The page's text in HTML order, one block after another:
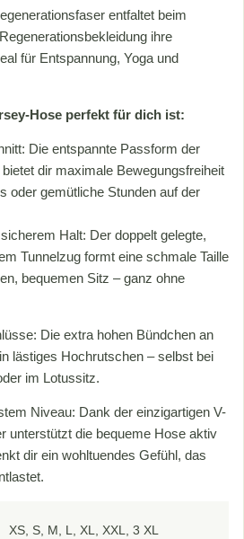
entfaltet beim
ihre
für Entspannung, Yoga und
Hose perfekt für dich ist:
Die entspannte Passform der
dir maximale Bewegungsfreiheit
oder gemütliche Stunden auf der
Halt: Der doppelt gelegte,
Tunnelzug formt eine schmale Taille
bequemen Sitz – ganz ohne
Die extra hohen Bündchen an
lästiges Hochrutschen – selbst bei
im Lotussitz.
Niveau: Dank der einzigartigen V-
unterstützt die bequeme Hose aktiv
dir ein wohltuendes Gefühl, das
XS, S, M, L, XL, XXL, 3 XL